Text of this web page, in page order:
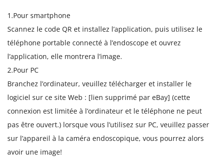
1.Pour smartphone
Scannez le code QR et installez l’application, puis utilisez le
téléphone portable connecté à l’endoscope et ouvrez
l’application, elle montrera l’image.
2.Pour PC
Branchez l’ordinateur, veuillez télécharger et installer le
logiciel sur ce site Web : [lien supprimé par eBay] (cette
connexion est limitée à l’ordinateur et le téléphone ne peut
pas être ouvert.) lorsque vous l’utilisez sur PC, veuillez passer
sur l’appareil à la caméra endoscopique, vous pourrez alors
avoir une image!